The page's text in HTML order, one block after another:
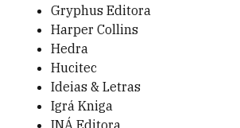
Gryphus Editora
Harper Collins
Hedra
Hucitec
Ideias & Letras
Igrá Kniga
INÁ Editora